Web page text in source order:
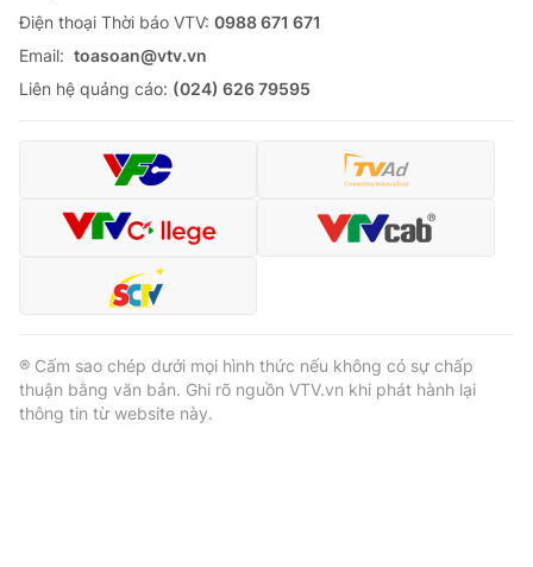
Ðiện thoại Thời báo VTV: 0988 671 671
Email: toasoan@vtv.vn
Liên hệ quảng cáo: (024) 626 79595
® Cấm sao chép dưới mọi hình thức nếu không có sự chấp
thuận bằng văn bản. Ghi rõ nguồn VTV.vn khi phát hành lại
thông tin từ website này.